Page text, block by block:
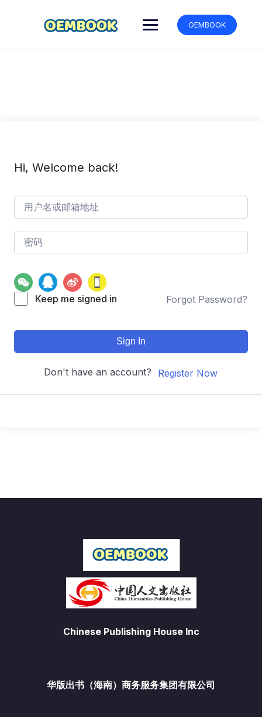
OEMBOOK
Hi, Welcome back!
Keep me signed in Forgot Password?
Sign In
Don't have an account? Register Now
Chinese Publishing House Inc
华版出书（海南）商务服务集团有限公司